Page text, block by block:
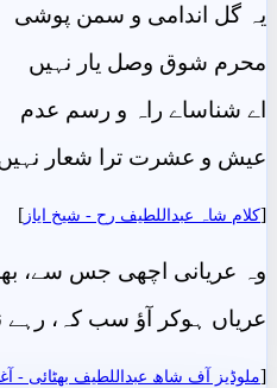
یہ گل اندامی و سمن پوشی
محرم شوق وصل یار نہیں
اے شناساے راہ و رسم عدم
عیش و عشرت ترا شعار
[کلام شاہ عبداللطیف رح - شيخ اياز ]
وہ عریانی اچھی جس سے،
عریاں ہوکر آؤ سب کہ، رہے
[ملوڈیز آف شاھ عبداللطیف بھٹائی -